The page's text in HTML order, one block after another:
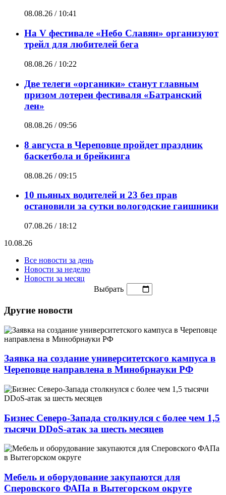
08.08.26 / 10:41
На V фестивале «Небо Славян» организуют
трейл для любителей бега
08.08.26 / 10:22
Две телеги «органики» станут главным
призом лотереи фестиваля «Батранский
лен»
08.08.26 / 09:56
8 августа в Череповце пройдет праздник
баскетбола и брейкинга
08.08.26 / 09:15
10 пьяных водителей и 23 без прав
остановили за сутки вологодские гаишники
07.08.26 / 18:12
10.08.26
Все новости за день
Новости за неделю
Новости за месяц
Выбрать
Другие новости
Заявка на создание университетского кампуса в
Череповце направлена в Минобрнауки РФ
Бизнес Северо-Запада столкнулся с более чем 1,5
тысячи DDoS-атак за шесть месяцев
Мебель и оборудование закупаются для
Сперовского ФАПа в Вытегорском округе